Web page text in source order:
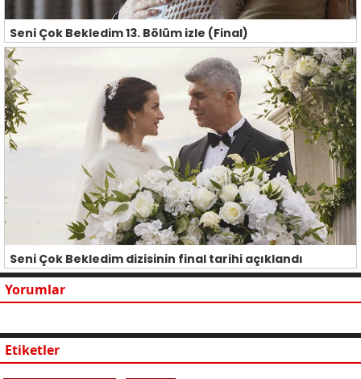
Seni Çok Bekledim 13. Bölüm izle (Final)
Seni Çok Bekledim dizisinin final tarihi açıklandı
Yorumlar
Etiketler